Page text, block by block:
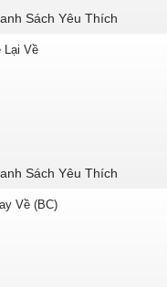
Sách Yêu Thích
Lại Về
Sách Yêu Thích
Về (BC)